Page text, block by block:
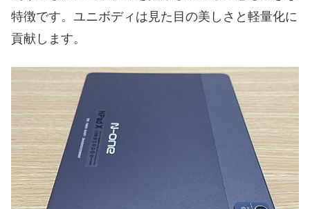
特徴です。ユニボディは見た目の美しさと軽量化に
貢献します。